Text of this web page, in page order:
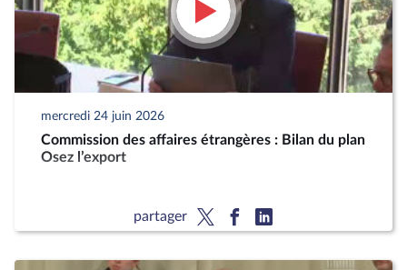
mercredi 24 juin 2026
Commission des affaires étrangères : Bilan du plan
Osez l’export
partager